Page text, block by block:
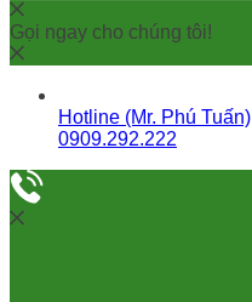
Gọi ngay cho chúng tôi!
Hotline (Mr. Phú Tuấn)
0909.292.222